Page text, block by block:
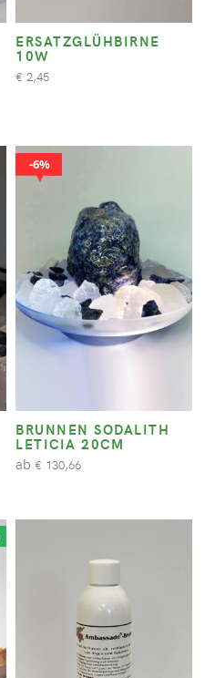
ERSATZGLÜHBIRNE
10W
€ 2,45
6%
BRUNNEN SODALITH
LETICIA 20CM
ab € 130,66